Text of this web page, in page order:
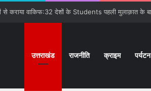
रेलवे स्टेशन पर रुकेगी अछनेरा-टनकपुर Express
उत्तराखंड राजनीति क्राइम पर्यटन